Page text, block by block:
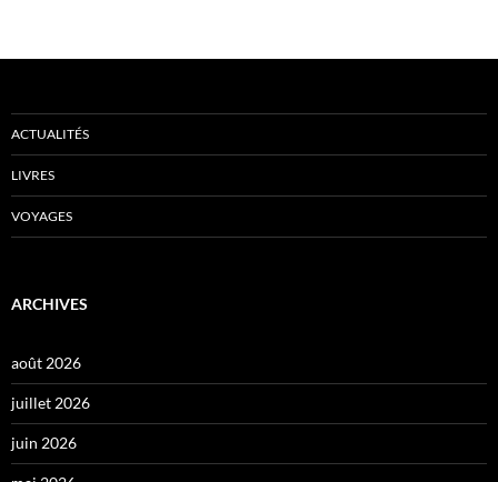
ACTUALITÉS
LIVRES
VOYAGES
ARCHIVES
août 2026
juillet 2026
juin 2026